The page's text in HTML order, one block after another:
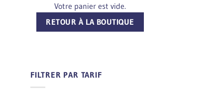
Votre panier est vide.
RETOUR À LA BOUTIQUE
FILTRER PAR TARIF